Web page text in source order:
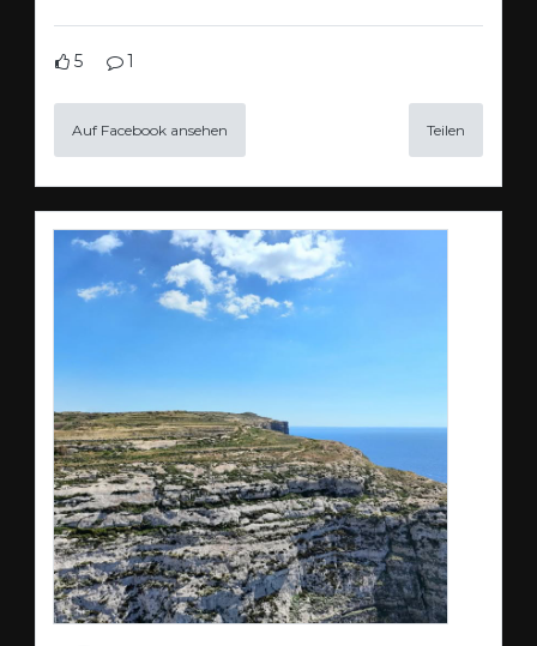
5 1
Auf Facebook ansehen Teilen